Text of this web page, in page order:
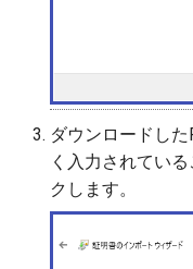
ダウンロードし
く入力されている
クします。